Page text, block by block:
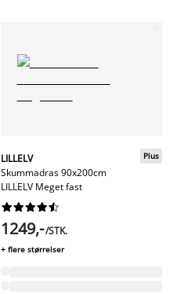
LILLELV
Skummadras 90x200cm
LILLELV Meget fast
Plus






1249,-/STK.
+ flere størrelser